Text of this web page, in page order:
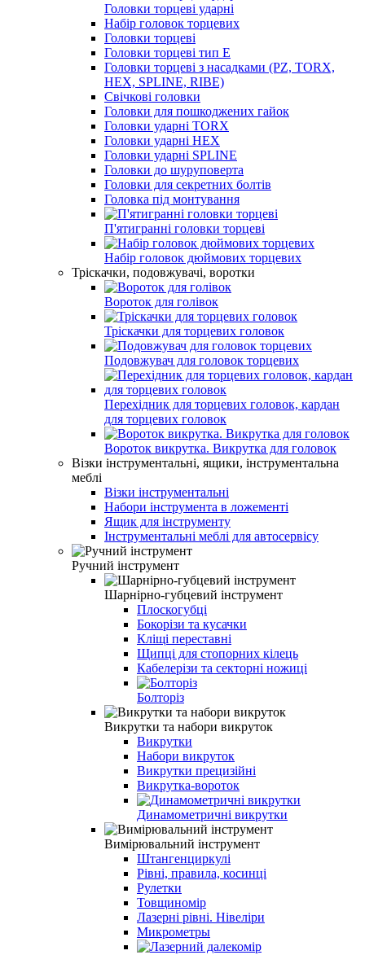
Головки торцеві ударні
Набір головок торцевих
Головки торцеві
Головки торцеві тип E
Головки торцеві з насадками (PZ, TORX,
HEX, SPLINE, RIBE)
Свічкові головки
Головки для пошкоджених гайок
Головки ударні TORX
Головки ударні HEX
Головки ударні SPLINE
Головки до шуруповерта
Головки для секретних болтів
Головка під монтування
П'ятигранні головки торцеві
Набір головок дюймових торцевих
Тріскачки, подовжувачі, воротки
Вороток для голівок
Тріскачки для торцевих головок
Подовжувач для головок торцевих
Перехідник для торцевих головок, кардан
для торцевих головок
Вороток викрутка. Викрутка для головок
Візки інструментальні, ящики, інструментальна
меблі
Візки інструментальні
Набори інструмента в ложементі
Ящик для інструменту
Інструментальні меблі для автосервісу
Ручний інструмент
Шарнірно-губцевий інструмент
Плоскогубці
Бокорізи та кусачки
Кліщі переставні
Щипці для стопорних кілець
Кабелерізи та секторні ножиці
Болторіз
Викрутки та набори викруток
Викрутки
Набори викруток
Викрутки прецизійні
Викрутка-вороток
Динамометричні викрутки
Вимірювальний інструмент
Штангенциркулі
Рівні, правила, косинці
Рулетки
Товщиномір
Лазерні рівні. Нівеліри
Микрометры